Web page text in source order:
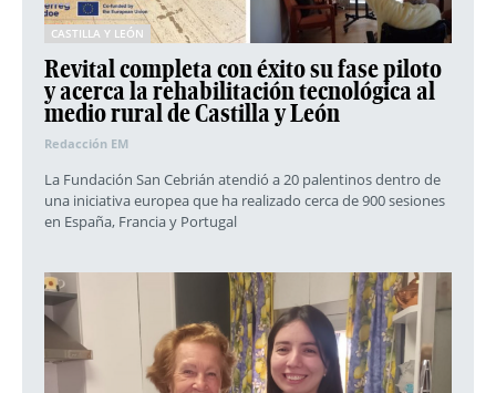
CASTILLA Y LEÓN
Revital completa con éxito su fase piloto
y acerca la rehabilitación tecnológica al
medio rural de Castilla y León
Redacción EM
La Fundación San Cebrián atendió a 20 palentinos dentro de
una iniciativa europea que ha realizado cerca de 900 sesiones
en España, Francia y Portugal